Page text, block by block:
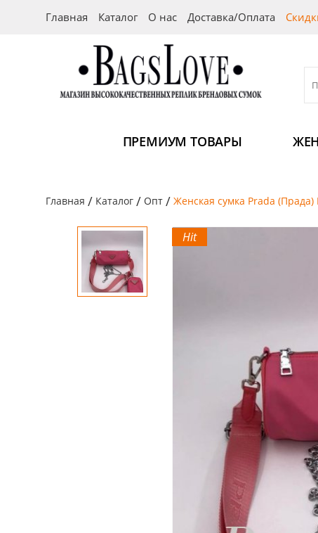
Главная Каталог О нас Доставка/Оплата
ПРЕМИУМ ТОВАРЫ
Главная / Каталог / Опт / Женская сумка Prada (Прада)
Hit